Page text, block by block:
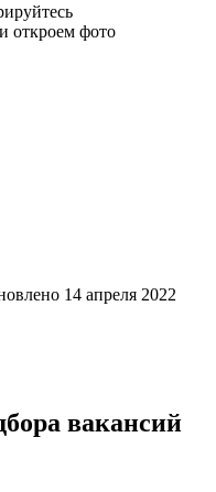
откроем фото
14 апреля 2022
вакансий